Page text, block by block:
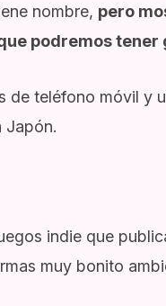
nombre, pero
podremos tener
de teléfono móvil y
Japón.
indie que
muy bonito